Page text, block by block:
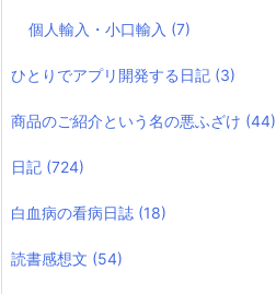
個人輸入・小口輸入 (7)
ひとりでアプリ開発する日記 (3)
商品のご紹介という名の悪ふざけ (44)
日記 (724)
白血病の看病日誌 (18)
読書感想文 (54)